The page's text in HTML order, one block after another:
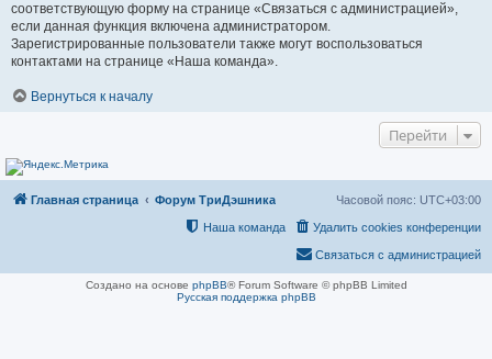
соответствующую форму на странице «Связаться с администрацией»,
если данная функция включена администратором.
Зарегистрированные пользователи также могут воспользоваться
контактами на странице «Наша команда».
Вернуться к началу
Перейти
Главная страница Форум ТриДэшника Часовой пояс: UTC+03:00
Удалить cookies конференции
Наша команда
Связаться с администрацией
Создано на основе phpBB® Forum Software © phpBB Limited
Русская поддержка phpBB